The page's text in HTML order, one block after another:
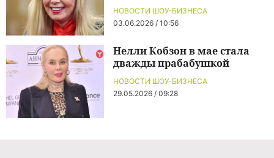
НОВОСТИ ШОУ-БИЗНЕСА
03.06.2026 / 10:56
НОВОСТИ ШОУ-БИЗНЕСА
29.05.2026 / 09:28
Нелли Кобзон в мае стала
дважды прабабушкой